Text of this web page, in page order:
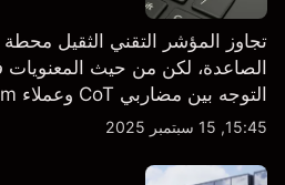
تجاوز المؤشر التقني الثقيل محطة
الصاعدة، لكن من حيث
التوجه بين مضاربي CoT وعملاء Capital.com.
15:45, 15 سبتمبر 2025